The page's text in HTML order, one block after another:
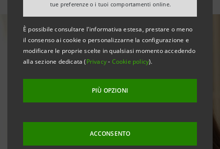
tue preferenze o i tuoi comportamenti online.
È possibile consultare l'informativa estesa, prestare o meno
il consenso ai cookie o personalizzarne la configurazione e
modificare le proprie scelte in qualsiasi momento accedendo
alla sezione dedicata (Privacy- Cookie policy).
PIÙ OPZIONI
ACCONSENTO